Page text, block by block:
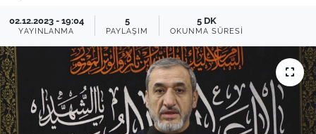
02.12.2023 - 19:04
YAYINLANMA
5
PAYLAŞIM
5 DK
OKUNMA SÜRESI